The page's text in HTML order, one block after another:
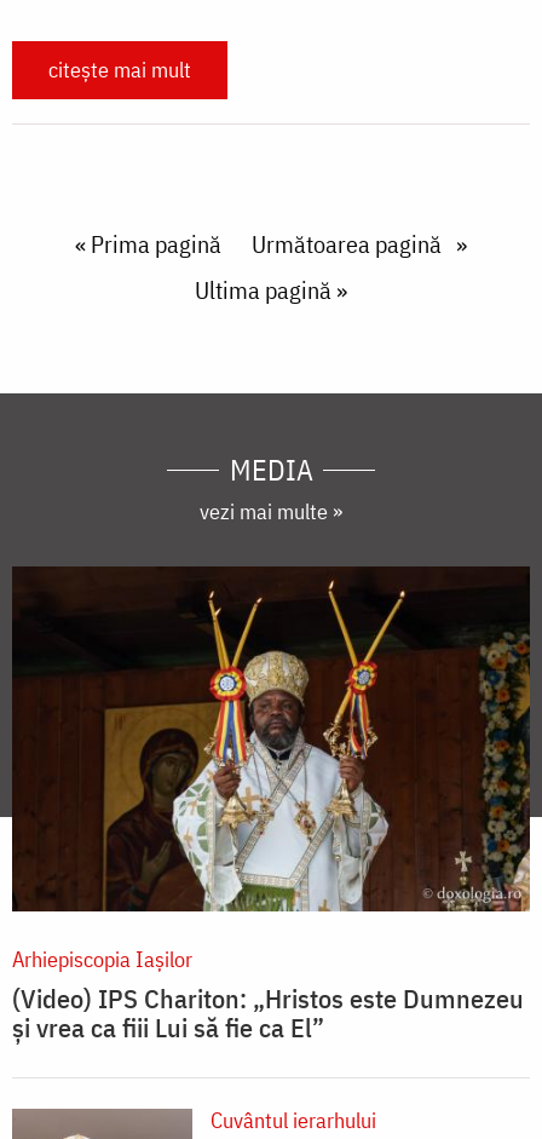
citește mai mult
PaginareFirst page
« Prima pagină Next page
Următoarea pagină
Last page
Ultima pagină »
MEDIA
vezi mai multe »
Arhiepiscopia Iaşilor
(Video) IPS Chariton: „Hristos este Dumnezeu
și vrea ca fiii Lui să fie ca El”
Cuvântul ierarhului